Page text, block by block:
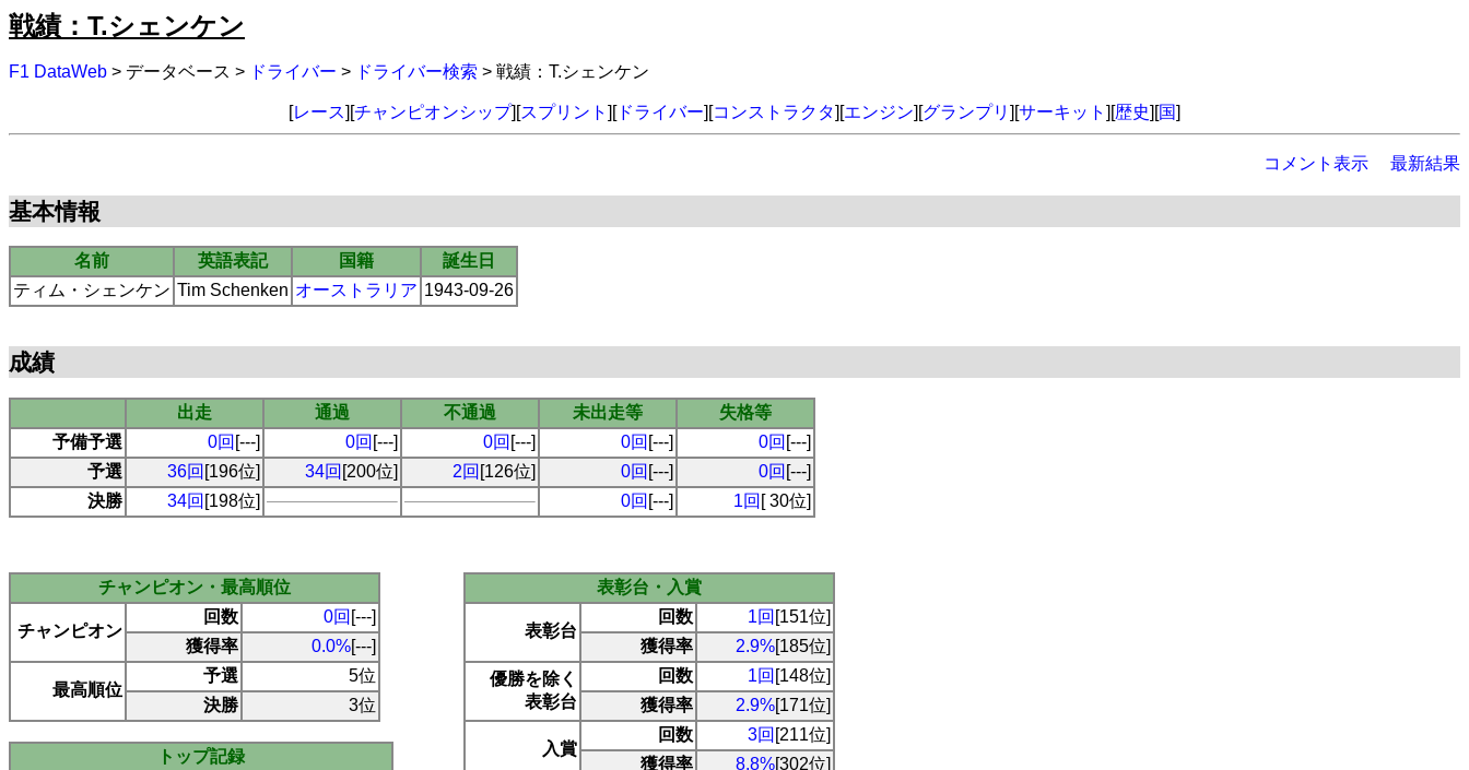
戦績：T.シェンケン
F1 DataWeb > データベース > ドライバー > ドライバー検索 > 戦績：T.シェンケン
[レース][チャンピオンシップ][スプリント ][ドライバー][コンストラクタ][エンジン][グランプリ ][サーキット ][歴史][国]
コメント表示 最新結果
基本情報
名前 英語表記 国籍
誕生日
ティム・シェンケン Tim Schenken オーストラリア 1943-09-26
成績
出走 通過 不通過 未出走等
失格等
予備予選
0回 [---] 0回 [---] 0回 [---] 0回 [---] 0回 [---]
予選
36回 [196位] 34回 [200位] 2回 [126位] 0回 [---] 0回 [---]
決勝
34回 [198位] 0回 [---] 1回 [ 30位]
チャンピオン・最高順位
チャンピオン
回数 0回 [---]
獲得率
0.0%[---]
最高順位
予選
5位
決勝
3位
トップ記録
表彰台・入賞
表彰台
回数 1回 [151位]
獲得率
2.9%[185位]
優勝を除く
表彰台
回数 1回 [148位]
獲得率
2.9%[171位]
入賞
回数 3回 [211位]
獲得率
8.8%[302位]